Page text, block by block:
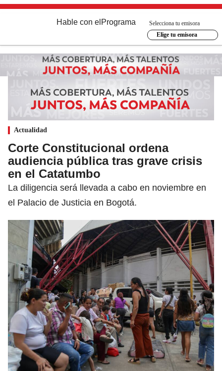
Hable con el Programa
Selecciona tu emisora
Elige tu emisora
Actualidad
Corte Constitucional ordena
audiencia pública tras grave crisis
en el Catatumbo
La diligencia será llevada a cabo en noviembre en
el Palacio de Justicia en Bogotá.